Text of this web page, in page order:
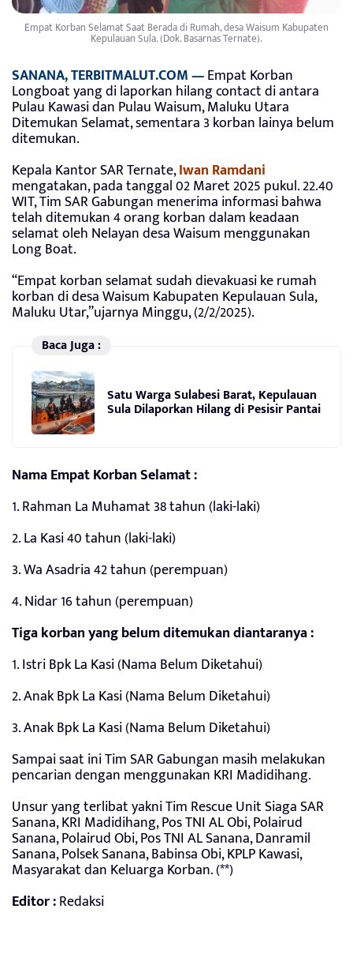
Empat Korban Selamat Saat Berada di Rumah, desa Waisum Kabupaten
Kepulauan Sula. (Dok. Basarnas Ternate).
SANANA, TERBITMALUT.COM —Empat Korban
Longboat yang di laporkan hilang contact di antara
Pulau Kawasi dan Pulau Waisum, Maluku Utara
Ditemukan Selamat, sementara 3 korban lainya belum
ditemukan.
Kepala Kantor SAR Ternate,Iwan Ramdani
mengatakan, pada tanggal 02 Maret 2025 pukul. 22.40
WIT, Tim SAR Gabungan menerima informasi bahwa
telah ditemukan 4 orang korban dalam keadaan
selamat oleh Nelayan desa Waisum menggunakan
Long Boat.
“Empat korban selamat sudah dievakuasi ke rumah
korban di desa Waisum Kabupaten Kepulauan Sula,
Maluku Utar,”ujarnya Minggu, (2/2/2025).
Baca Juga :
Satu Warga Sulabesi Barat, Kepulauan
Sula Dilaporkan Hilang di Pesisir Pantai
Nama Empat Korban Selamat :
1. Rahman La Muhamat 38 tahun (laki-laki)
2. La Kasi 40 tahun (laki-laki)
3. Wa Asadria 42 tahun (perempuan)
4. Nidar 16 tahun (perempuan)
Tiga korban yang belum ditemukan diantaranya :
1. Istri Bpk La Kasi (Nama Belum Diketahui)
2. Anak Bpk La Kasi (Nama Belum Diketahui)
3. Anak Bpk La Kasi (Nama Belum Diketahui)
Sampai saat ini Tim SAR Gabungan masih melakukan
pencarian dengan menggunakan KRI Madidihang.
Unsur yang terlibat yakni Tim Rescue Unit Siaga SAR
Sanana, KRI Madidihang, Pos TNI AL Obi, Polairud
Sanana, Polairud Obi, Pos TNI AL Sanana, Danramil
Sanana, Polsek Sanana, Babinsa Obi, KPLP Kawasi,
Masyarakat dan Keluarga Korban. (**)
Editor :Redaksi